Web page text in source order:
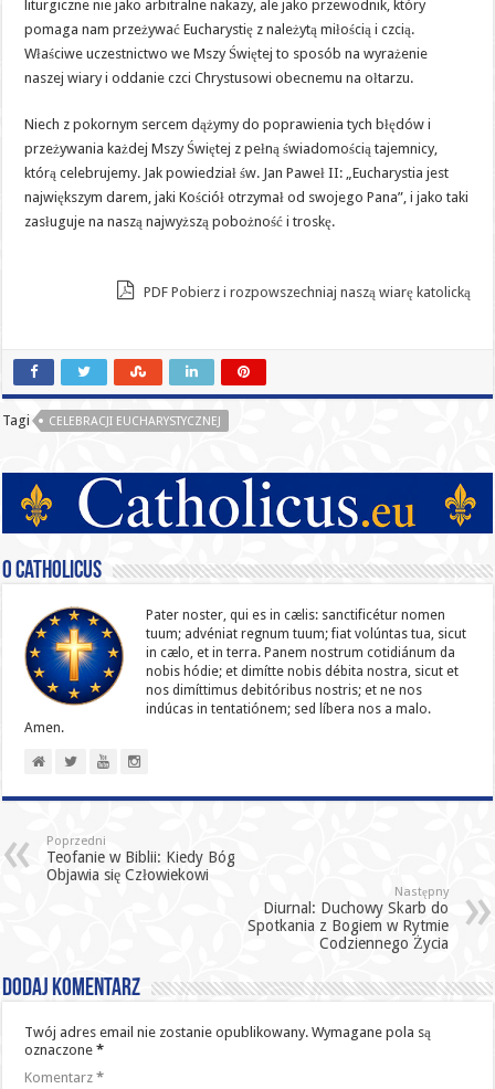
liturgiczne nie jako arbitralne nakazy, ale jako przewodnik, który
pomaga nam przeżywać Eucharystię z należytą miłością i czcią.
Właściwe uczestnictwo we Mszy Świętej to sposób na wyrażenie
naszej wiary i oddanie czci Chrystusowi obecnemu na ołtarzu.
Niech z pokornym sercem dążymy do poprawienia tych błędów i
przeżywania każdej Mszy Świętej z pełną świadomością tajemnicy,
którą celebrujemy. Jak powiedział św. Jan Paweł II: „Eucharystia jest
największym darem, jaki Kościół otrzymał od swojego Pana”, i jako taki
zasługuje na naszą najwyższą pobożność i troskę.
PDF Pobierz i rozpowszechniaj naszą wiarę katolicką
Tagi CELEBRACJI EUCHARYSTYCZNEJ
O catholicus
Pater noster, qui es in cælis: sanc­ti­ficétur nomen
tuum; advéniat regnum tuum; fiat volúntas tua, sicut
in cælo, et in terra. Panem nostrum cotidiánum da
nobis hódie; et dimítte nobis débita nostra, sicut et
nos dimíttimus debitóribus nostris; et ne nos
indúcas in ten­ta­tiónem; sed líbera nos a malo.
Amen.
Poprzedni
Teofanie w Biblii: Kiedy Bóg
Objawia się Człowiekowi
Następny
Diurnal: Duchowy Skarb do
Spotkania z Bogiem w Rytmie
Codziennego Życia
Dodaj komentarz
Twój adres email nie zostanie opublikowany. Wymagane pola są
oznaczone*
Komentarz*